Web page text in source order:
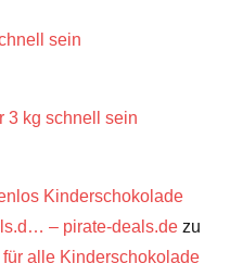
sein
3 kg schnell sein
Kinderschokolade
– pirate-deals.de zu
alle Kinderschokolade